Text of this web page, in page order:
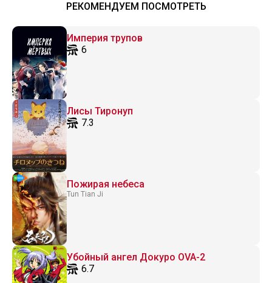
РЕКОМЕНДУЕМ ПОСМОТРЕТЬ
Империя трупов
6
Лисы Тиронуп
7.3
Пожирая небеса
Tun Tian Ji
Убойный ангел Докуро OVA-2
6.7